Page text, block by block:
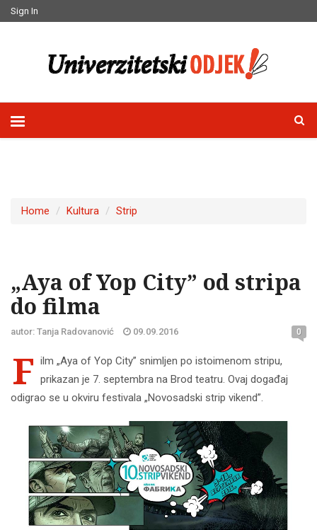
Sign In
Home Kultura Strip
„Aya of Yop City” od stripa
do filma
autor: Tanja Radovanović 09.09.2016 0
F ilm „Aya of Yop City” snimljen po istoimenom stripu,
prikazan je 7. septembra na Brod teatru. Ovaj događaj
odigrao se u okviru festivala „Novosadski strip vikend”.